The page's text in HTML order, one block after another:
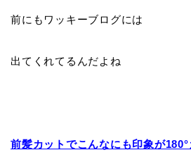
前にもワッキーブログには
出てくれてるんだよね
前髪カットでこんなにも印象が